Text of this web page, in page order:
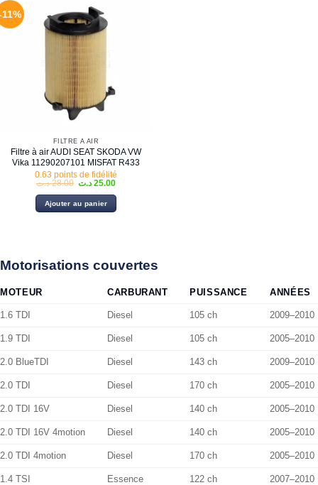
11%
FILTRE À AIR
Filtre à air AUDI SEAT SKODA VW
Vika 11290207101 MISFAT R433
0.63 points de fidélité
28.00 د.ت
Le
initial
était :
25.00 د.ت
Le
actuel
est :
Ajouter au panier
Motorisations couvertes
MOTEUR CARBURANT PUISSANCE ANNÉES
1.6 TDI Diesel 105 ch 2009–2010
1.9 TDI Diesel 105 ch 2005–2010
2.0 BlueTDI Diesel 143 ch 2009–2010
2.0 TDI Diesel 170 ch 2005–2010
2.0 TDI 16V Diesel 140 ch 2005–2010
2.0 TDI 16V 4motion Diesel 140 ch 2005–2010
2.0 TDI 4motion Diesel 170 ch 2005–2010
1.4 TSI Essence 122 ch 2007–2010